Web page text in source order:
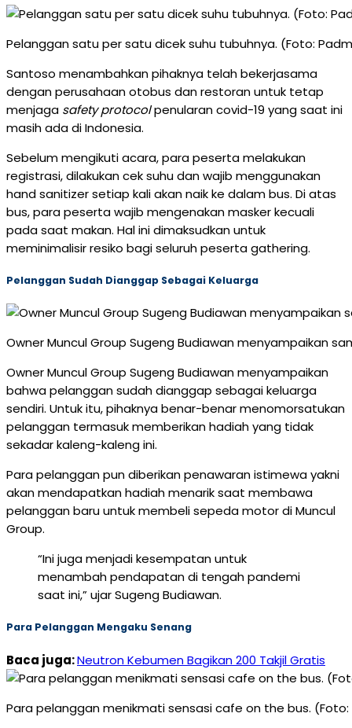
Pelanggan satu per satu dicek suhu tubuhnya. (Foto:
Santoso menambahkan pihaknya telah bekerjasama
dengan perusahaan otobus dan restoran untuk tetap
menjaga safety protocolpenularan covid-19 yang saat ini
masih ada di Indonesia.
Sebelum mengikuti acara, para peserta melakukan
registrasi, dilakukan cek suhu dan wajib menggunakan
hand sanitizer setiap kali akan naik ke dalam bus. Di atas
bus, para peserta wajib mengenakan masker kecuali
pada saat makan. Hal ini dimaksudkan untuk
meminimalisir resiko bagi seluruh peserta gathering.
Pelanggan Sudah Dianggap Sebagai Keluarga
Owner Muncul Group Sugeng Budiawan menyampaikan
Owner Muncul Group Sugeng Budiawan menyampaikan
bahwa pelanggan sudah dianggap sebagai keluarga
sendiri. Untuk itu, pihaknya benar-benar menomorsatukan
pelanggan termasuk memberikan hadiah yang tidak
sekadar kaleng-kaleng ini.
Para pelanggan pun diberikan penawaran istimewa yakni
akan mendapatkan hadiah menarik saat membawa
pelanggan baru untuk membeli sepeda motor di Muncul
Group.
“Ini juga menjadi kesempatan untuk
menambah pendapatan di tengah pandemi
saat ini,” ujar Sugeng Budiawan.
Para Pelanggan Mengaku Senang
Baca juga:Neutron Kebumen Bagikan 200 Takjil Gratis
Para pelanggan menikmati sensasi cafe on the bus.